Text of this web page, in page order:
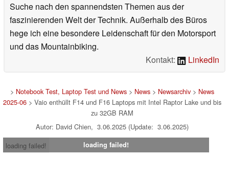
Suche nach den spannendsten Themen aus der
faszinierenden Welt der Technik. Außerhalb des Büros
hege ich eine besondere Leidenschaft für den Motorsport
und das Mountainbiking.
Kontakt:
LinkedIn
> Notebook Test, Laptop Test und News> News> Newsarchiv> News
2025-06> Vaio enthüllt F14 und F16 Laptops mit Intel Raptor Lake und bis
zu 32GB RAM
Autor: David Chien, 3.06.2025 (Update: 3.06.2025)
loading failed!
loading failed!